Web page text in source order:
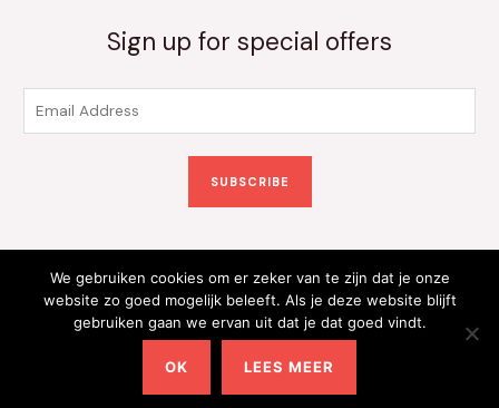
Sign up for special offers
m
SUBSCRIBE
Copyright © 2026 Kinderkleding Onlineshop | Powered by
Kinderkleding Onlineshop
We gebruiken cookies om er zeker van te zijn dat je onze
website zo goed mogelijk beleeft. Als je deze website blijft
gebruiken gaan we ervan uit dat je dat goed vindt.
OK LEES MEER